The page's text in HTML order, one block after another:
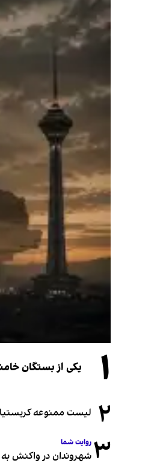
۱ یکی از بستگان
۲ لیست ممنوعه کریستیانو؛ ۱۰ چهره‌ای که در مراسم عروسی رونالدو و جورجینا
۳ روایت شما
شهروندان در واکنش به